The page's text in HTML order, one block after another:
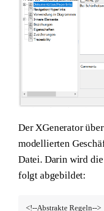
Der XGenerator
modellierten
Datei. Darin wird
folgt abgebildet:
<!--Abstrakte Regeln-->